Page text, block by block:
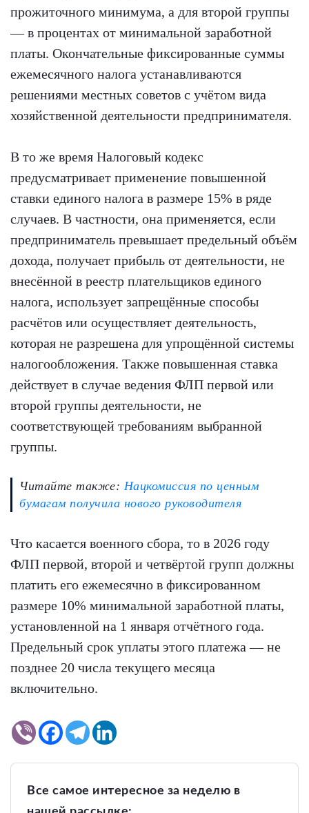
прожиточного минимума, а для второй группы
— в процентах от минимальной заработной
платы. Окончательные фиксированные суммы
ежемесячного налога устанавливаются
решениями местных советов с учётом вида
хозяйственной деятельности предпринимателя.
В то же время Налоговый кодекс
предусматривает применение повышенной
ставки единого налога в размере 15% в ряде
случаев. В частности, она применяется, если
предприниматель превышает предельный объём
дохода, получает прибыль от деятельности, не
внесённой в реестр плательщиков единого
налога, использует запрещённые способы
расчётов или осуществляет деятельность,
которая не разрешена для упрощённой системы
налогообложения. Также повышенная ставка
действует в случае ведения ФЛП первой или
второй группы деятельности, не
соответствующей требованиям выбранной
группы.
Читайте также: Нацкомиссия по ценным
бумагам получила нового руководителя
Что касается военного сбора, то в 2026 году
ФЛП первой, второй и четвёртой групп должны
платить его ежемесячно в фиксированном
размере 10% минимальной заработной платы,
установленной на 1 января отчётного года.
Предельный срок уплаты этого платежа — не
позднее 20 числа текущего месяца
включительно.
Все самое интересное за неделю в